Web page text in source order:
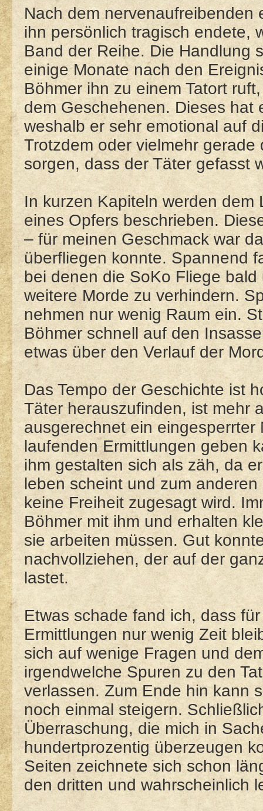
Nach dem nervenaufreibenden
ihn persönlich tragisch endete,
Band der Reihe. Die Handlung
einige Monate nach den
Böhmer ihn zu einem Tatort
dem Geschehenen. Dieses hat
weshalb er sehr emotional auf
Trotzdem oder vielmehr
sorgen, dass der Täter gefasst
In kurzen Kapiteln werden
eines Opfers beschrieben.
– für meinen Geschmack war
überfliegen konnte. Spannend
bei denen die SoKo Fliege
weitere Morde zu verhindern.
nehmen nur wenig Raum ein.
Böhmer schnell auf den
etwas über den Verlauf der
Das Tempo der Geschichte ist
Täter herauszufinden, ist mehr
ausgerechnet ein
laufenden Ermittlungen geben
ihm gestalten sich als zäh, da
leben scheint und zum
keine Freiheit zugesagt wird.
Böhmer mit ihm und erhalten
sie arbeiten müssen. Gut
nachvollziehen, der auf der
lastet.
Etwas schade fand ich, dass
Ermittlungen nur wenig Zeit
sich auf wenige Fragen und
irgendwelche Spuren zu den
verlassen. Zum Ende hin kann
noch einmal steigern.
Überraschung, die mich in
hundertprozentig überzeugen
Seiten zeichnete sich schon
den dritten und wahrscheinlich